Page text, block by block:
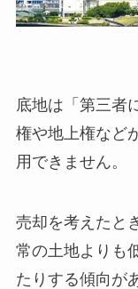
底地は「第三者
権や地上権など
用できません。
売却を考えたと
常の土地よりも
たりする傾向が